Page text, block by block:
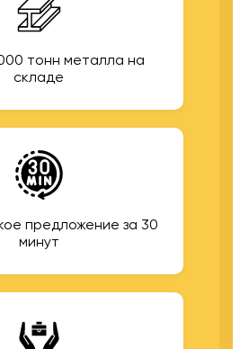
тонн металла на
складе
предложение за 30
минут